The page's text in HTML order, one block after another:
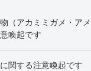
（アカミミガメ・ア
喚起です
関する注意喚起です